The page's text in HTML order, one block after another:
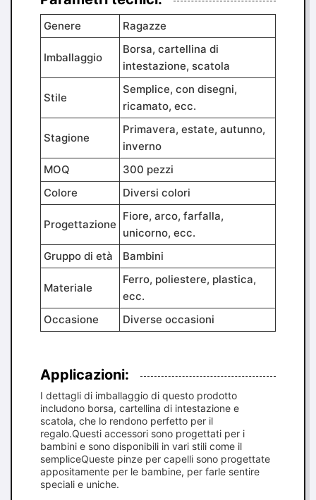
Genere Ragazze
Imballaggio
Borsa, cartellina di
intestazione, scatola
Stile
Semplice, con disegni,
ricamato, ecc.
Stagione
Primavera, estate, autunno,
inverno
MOQ
300 pezzi
Colore
Diversi colori
Progettazione
Fiore, arco, farfalla,
unicorno, ecc.
Gruppo di età
Bambini
Materiale
Ferro, poliestere, plastica,
ecc.
Occasione
Diverse occasioni
Applicazioni:
I dettagli di imballaggio di questo prodotto
includono borsa, cartellina di intestazione e
scatola, che lo rendono perfetto per il
regalo.Questi accessori sono progettati per i
bambini e sono disponibili in vari stili come il
sempliceQueste pinze per capelli sono progettate
appositamente per le bambine, per farle sentire
speciali e uniche.